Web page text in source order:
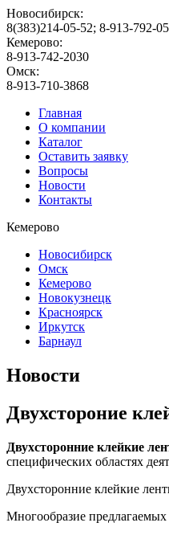
Новосибирск:
8(383)214-05-52; 8-913-792-
Кемерово:
8-913-742-2030
Омск:
8-913-710-3868
Главная
О компании
Каталог
Оставить заявку
Вопросы
Новости
Контакты
Кемерово
Новосибирск
Омск
Кемерово
Новокузнецк
Красноярск
Иркутск
Барнаул
Новости
Двухстороние
Двухсторонние клейкие
специфических областях
Двухсторонние клейкие
Многообразие